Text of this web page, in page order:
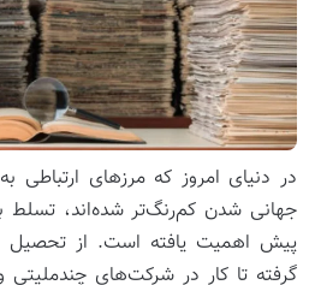
در دنیای امروز که مرزهای ارتباطی
جهانی شدن کم‌رنگ‌تر شده‌اند، تسلط
پیش اهمیت یافته است. از تحصیل
گرفته تا کار در شرکت‌های